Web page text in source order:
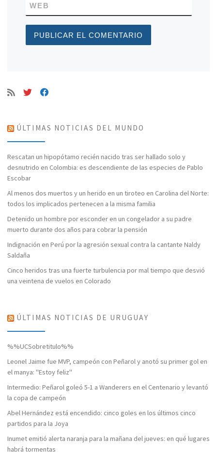
WEB
ÚLTIMAS NOTICIAS DEL MUNDO
Rescatan un hipopótamo recién nacido tras ser hallado solo y
desnutrido en Colombia: es descendiente de las especies de Pablo
Escobar
Al menos dos muertos y un herido en un tiroteo en Carolina del Norte:
todos los implicados pertenecen a la misma familia
Detenido un hombre por esconder en un congelador a su padre
muerto durante dos años para cobrar la pensión
Indignación en Perú por la agresión sexual contra la cantante Naldy
Saldaña
Cinco heridos tras una fuerte turbulencia por mal tiempo que desvió
una veintena de vuelos en Colorado
ÚLTIMAS NOTICIAS DE URUGUAY
%%UCSobretitulo%%
Leonel Jaime fue MVP, campeón con Peñarol y anotó su primer gol en
el manya: "Estoy feliz"
Intermedio: Peñarol goleó 5-1 a Wanderers en el Centenario y levantó
la copa de campeón
Abel Hernández está encendido: cinco goles en los últimos cinco
partidos para la Joya
Inumet emitió alerta naranja para la mañana del jueves: en qué lugares
habrá tormentas